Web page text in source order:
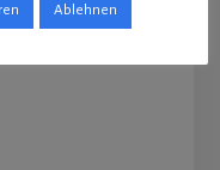
Ablehnen